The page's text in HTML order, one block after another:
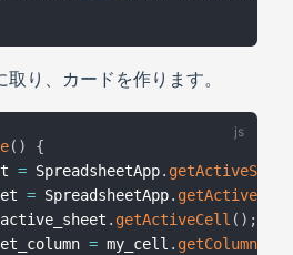
り、カードを作ります。
( )
{
= SpreadsheetApp.
= SpreadsheetApp.
active_sheet . getActiveCell ( ) ;
= my_cell . getColumn